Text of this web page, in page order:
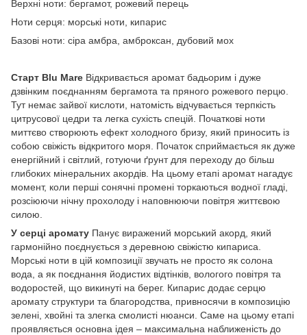
Верхні ноти: бергамот, рожевий перець
Ноти серця: морські ноти, кипарис
Базові ноти: сіра амбра, амброксан, дубовий мох
Старт Blu Mare Відкривається аромат бадьорим і дуже
дзвінким поєднанням бергамота та пряного рожевого перцю.
Тут немає зайвої кислоти, натомість відчувається терпкість
цитрусової цедри та легка сухість спецій. Початкові ноти
миттєво створюють ефект холодного бризу, який приносить із
собою свіжість відкритого моря. Початок сприймається як дуже
енергійний і світлий, готуючи ґрунт для переходу до більш
глибоких мінеральних акордів. На цьому етапі аромат нагадує
момент, коли перші сонячні промені торкаються водної гладі,
розсіюючи нічну прохолоду і наповнюючи повітря життєвою
силою.
У серці аромату Панує виражений морський акорд, який
гармонійно поєднується з деревною свіжістю кипариса.
Морські ноти в цій композиції звучать не просто як солона
вода, а як поєднання йодистих відтінків, вологого повітря та
водоростей, що викинуті на берег. Кипарис додає серцю
аромату структури та благородства, привносячи в композицію
зелені, хвойні та злегка смолисті нюанси. Саме на цьому етапі
проявляється основна ідея – максимальна наближеність до